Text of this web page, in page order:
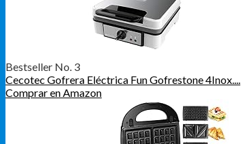
Bestseller No. 3
Cecotec Gofrera Eléctrica Fun Gofrestone 4Inox....
Comprar en Amazon